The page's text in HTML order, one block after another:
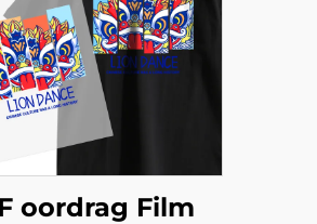
oordrag Film